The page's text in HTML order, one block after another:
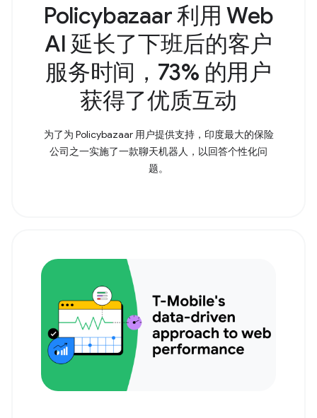
Policybazaar 利用 Web
AI 延长了下班后的客户
服务时间，73% 的用户
获得了优质互动
为了为 Policybazaar 用户提供支持，印度最大的保险
公司之一实施了一款聊天机器人，以回答个性化问
题。